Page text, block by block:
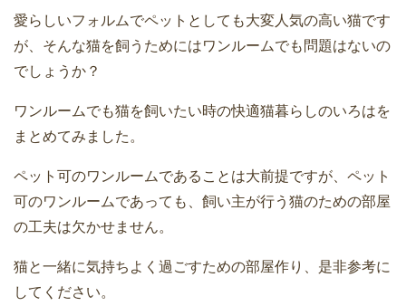
愛らしいフォルムでペットとしても大変人気の高い猫です
が、そんな猫を飼うためにはワンルームでも問題はないの
でしょうか？
ワンルームでも猫を飼いたい時の快適猫暮らしのいろはを
まとめてみました。
ペット可のワンルームであることは大前提ですが、ペット
可のワンルームであっても、飼い主が行う猫のための部屋
の工夫は欠かせません。
猫と一緒に気持ちよく過ごすための部屋作り、是非参考に
してください。